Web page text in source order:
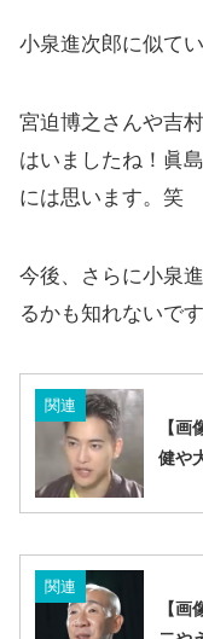
小泉進次郎に似て
宮迫博之さんや吉
はいましたね！眞
には思います。笑
今後、さらに小泉
るかも知れないです
関連
【
健や
関連
【